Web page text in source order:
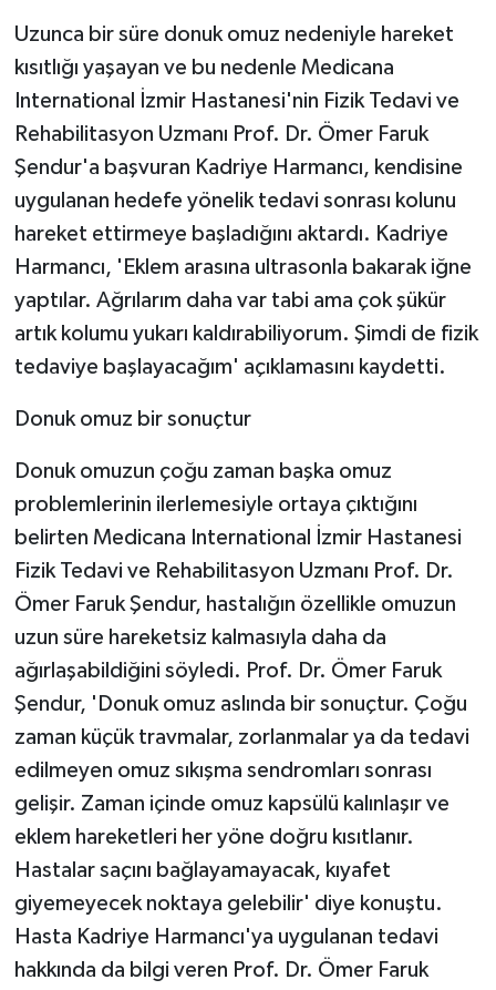
Uzunca bir süre donuk omuz nedeniyle hareket
kısıtlığı yaşayan ve bu nedenle Medicana
International İzmir Hastanesi'nin Fizik Tedavi ve
Rehabilitasyon Uzmanı Prof. Dr. Ömer Faruk
Şendur'a başvuran Kadriye Harmancı, kendisine
uygulanan hedefe yönelik tedavi sonrası kolunu
hareket ettirmeye başladığını aktardı. Kadriye
Harmancı, 'Eklem arasına ultrasonla bakarak iğne
yaptılar. Ağrılarım daha var tabi ama çok şükür
artık kolumu yukarı kaldırabiliyorum. Şimdi de fizik
tedaviye başlayacağım' açıklamasını kaydetti.
Donuk omuz bir sonuçtur
Donuk omuzun çoğu zaman başka omuz
problemlerinin ilerlemesiyle ortaya çıktığını
belirten Medicana International İzmir Hastanesi
Fizik Tedavi ve Rehabilitasyon Uzmanı Prof. Dr.
Ömer Faruk Şendur, hastalığın özellikle omuzun
uzun süre hareketsiz kalmasıyla daha da
ağırlaşabildiğini söyledi. Prof. Dr. Ömer Faruk
Şendur, 'Donuk omuz aslında bir sonuçtur. Çoğu
zaman küçük travmalar, zorlanmalar ya da tedavi
edilmeyen omuz sıkışma sendromları sonrası
gelişir. Zaman içinde omuz kapsülü kalınlaşır ve
eklem hareketleri her yöne doğru kısıtlanır.
Hastalar saçını bağlayamayacak, kıyafet
giyemeyecek noktaya gelebilir' diye konuştu.
Hasta Kadriye Harmancı'ya uygulanan tedavi
hakkında da bilgi veren Prof. Dr. Ömer Faruk